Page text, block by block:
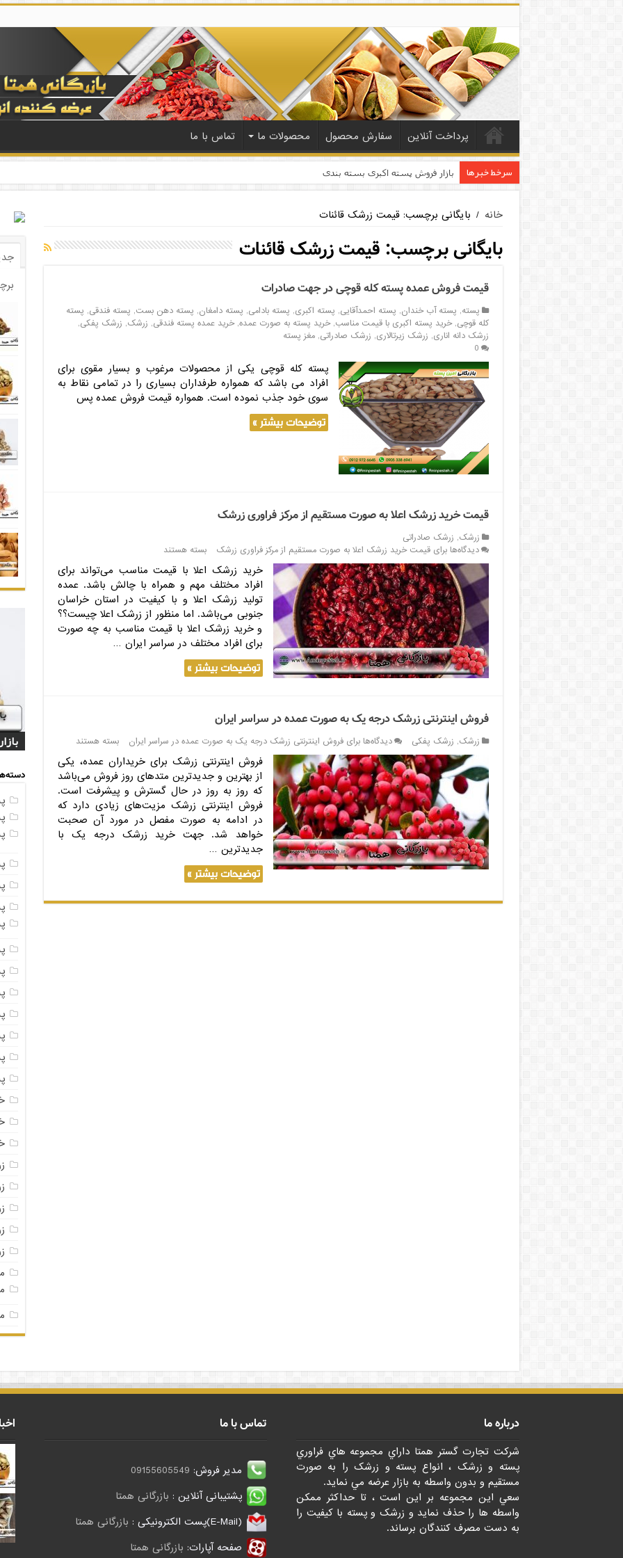
پرداخت آنلاین سفارش محصول محصولات ما تماس با ما
سرخط خبرها بازار فروش پسته اکبری بسته بندی
خانه / بایگانی برچسب: قیمت زرشک قائنات
بایگانی برچسب: قیمت زرشک قائنات
قیمت فروش عمده پسته کله قوچی در جهت صادرات
پسته, پسته آب خندان, پسته احمدآقایی, پسته اکبری, پسته بادامی, پسته دامغان, پسته دهن بست, پسته فندقی, پسته
کله قوچی,خرید پسته اکبری با قیمت مناسب,خرید پسته به صورت عمده,خرید عمده پسته فندقی, زرشک, زرشک پفکی,
زرشک دانه اناری, زرشک زیرتالاری, زرشک صادراتی,مغز پسته
0
پسته کله قوچی یکی از محصولات مرغوب و بسیار مقوی برای
افراد می باشد که همواره طرفداران بسیاری را در تمامی نقاط به
سوی خود جذب نموده است. همواره قیمت فروش عمده پس
توضیحات بیشتر »
قیمت خرید زرشک اعلا به صورت مستقیم از مرکز فراوری زرشک
زرشک, زرشک صادراتی
دیدگاه‌هابرای قیمت خرید زرشک اعلا به صورت مستقیم از مرکز فراوری زرشک بسته هستند
خرید زرشک اعلا با قیمت مناسب می‌تواند برای
افراد مختلف مهم و همراه با چالش باشد. عمده
تولید زرشک اعلا و با کیفیت در استان خراسان
جنوبی می‌باشد. اما منظور از زرشک اعلا چیست؟؟
و خرید زرشک اعلا با قیمت مناسب به چه صورت
برای افراد مختلف در سراسر ایران …
توضیحات بیشتر »
فروش اینترنتی زرشک درجه یک به صورت عمده در سراسر ایران
زرشک, زرشک پفکی دیدگاه‌هابرای فروش اینترنتی زرشک درجه یک به صورت عمده در سراسر ایران بسته هستند
فروش اینترنتی زرشک برای خریداران عمده، یکی
از بهترین و جدیدترین متدهای روز فروش می‌باشد
که روز به روز در حال گسترش و پیشرفت است.
فروش اینترنتی زرشک مزیت‌های زیادی دارد که
در ادامه به صورت مفصل در مورد آن صحبت
خواهد شد. جهت خرید زرشک درجه یک با
جدیدترین …
توضیحات بیشتر »
درباره ما
شرکت تجارت گستر همتا داراي مجموعه هاي فراوري
پسته و زرشک ، انواع پسته و زرشک را به صورت
مستقيم و بدون واسطه به بازار عرضه مي نمايد.
سعي اين مجموعه بر اين است ، تا حداکثر ممکن
واسطه ها را حذف نمايد و زرشک و پسته با کيفيت را
به دست مصرف کنندگان برساند.
تماس با ما
مدیر فروش: 09155605549
پشتیبانی آنلاین : بازرگانی همتا
(E-Mail)پست الکترونیکی :
بازرگانی همتا
صفحه آپارات: بازرگانی همتا